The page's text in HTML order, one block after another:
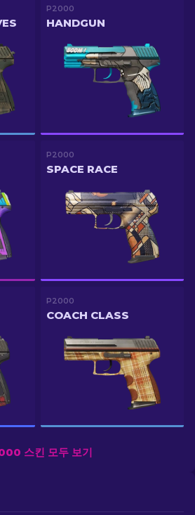
P2000
HANDGUN
P2000
SPACE RACE
P2000
COACH CLASS
스킨 모두 보기